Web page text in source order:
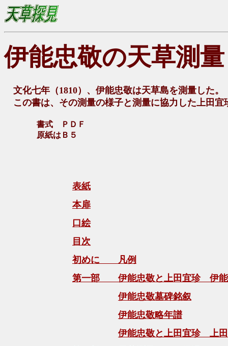
伊能忠敬の天草測
文化七年（1810）、伊能忠敬は天草島を測量した。
この書は、その測量の様子と測量に協力した上田宜
書式 ＰＤＦ
原紙はＢ５
表紙
本扉
口絵
目次
初めに 凡例
第一部 伊能忠敬と上田宜珍 伊能
伊能忠敬墓碑銘叙
伊能忠敬略年譜
伊能忠敬と上田宜珍 上